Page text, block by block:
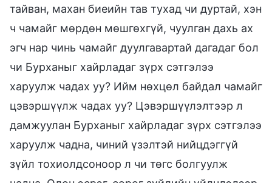
тайван, махан биеийн тав тухад чи дуртай, хэн
ч чамайг мөрдөн мөшгөхгүй, чуулган дахь ах
эгч нар чинь чамайг дуулгавартай дагадаг бол
чи Бурханыг хайрладаг зүрх сэтгэлээ
харуулж чадах уу? Ийм нөхцөл байдал чамайг
цэвэршүүлж чадах уу? Цэвэршүүлэлтээр л
дамжуулан Бурханыг хайрладаг зүрх сэтгэлээ
харуулж чадна, чиний үзэлтэй нийцдэггүй
зүйл тохиолдсоноор л чи төгс болгуулж